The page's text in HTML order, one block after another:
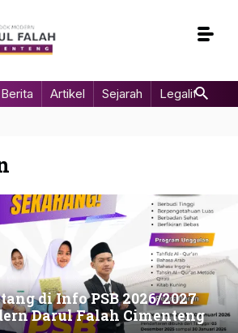
Berita Artikel Sejarah Legalitas
di Info PSB 2026/2027
Darul Falah Cimenteng